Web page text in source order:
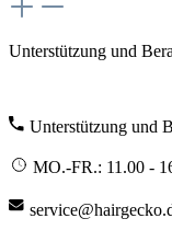
Unterstützung und
Unterstützung und
MO.-FR.: 11.00 -